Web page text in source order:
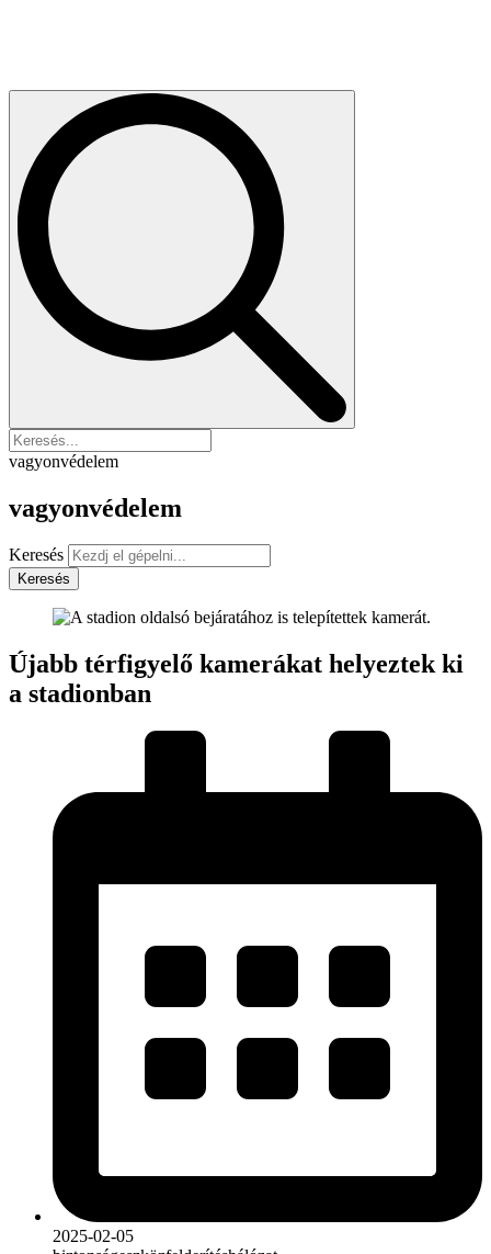
vagyonvédelem
vagyonvédelem
Keresés
Keresés
Újabb térfigyelő kamerákat helyeztek ki
a stadionban
2025-02-05